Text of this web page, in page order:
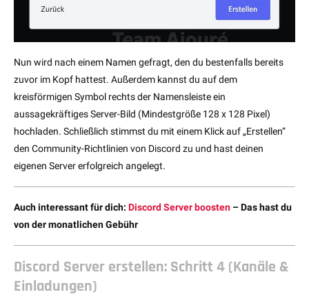
Nun wird nach einem Namen gefragt, den du bestenfalls bereits
zuvor im Kopf hattest. Außerdem kannst du auf dem
kreisförmigen Symbol rechts der Namensleiste ein
aussagekräftiges Server-Bild (Mindestgröße 128 x 128 Pixel)
hochladen. Schließlich stimmst du mit einem Klick auf „Erstellen“
den Community-Richtlinien von Discord zu und hast deinen
eigenen Server erfolgreich angelegt.
Auch interessant für dich: Discord Server boosten – Das hast du
von der monatlichen Gebühr
Discord Server erstellen: Schritt 4 (Kanäle &
Einladungen)